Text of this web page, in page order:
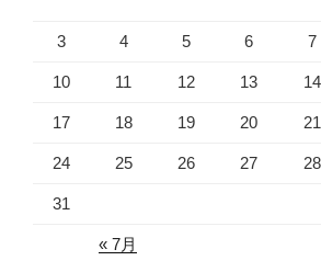
3 4 5 6 7
10 11 12 13 14
17 18 19 20 21
24 25 26 27 28
31
« 7月